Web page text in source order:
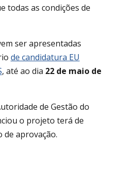
todas as condições de
ser apresentadas
de candidatura EU
, até ao dia 22 de maio de
de Gestão do
o projeto terá de
de aprovação.